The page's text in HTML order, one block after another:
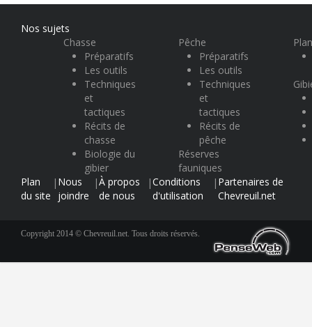
Nos sujets
Chasse
Préparatifs
Les outils
Techniques
et
tactiques
Récits de
chasse
Biologie du
gibier
Pêche
Préparatifs
Les outils
Techniques
et
tactiques
Récits de
pêche
Réserves
fauniques
Plan
du site
| Nous
joindre
|À propos
de nous
|Conditions
d'utilisation
| Partenaires de
Chevreuil.net
Copyright 2014 © Chevreuil.net. Tous droits réservés.